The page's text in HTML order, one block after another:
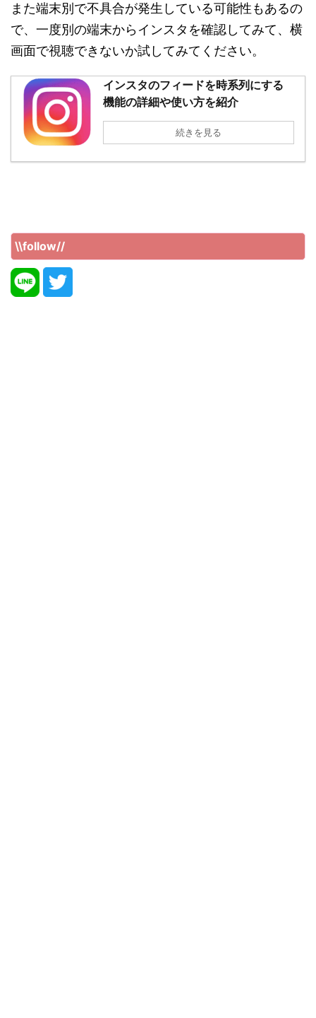
また端末別で不具合が発生している可能性もあるの
で、一度別の端末からインスタを確認してみて、横
画面で視聴できないか試してみてください。
インスタのフィードを時系列にする
機能の詳細や使い方を紹介
続きを見る
\\follow//